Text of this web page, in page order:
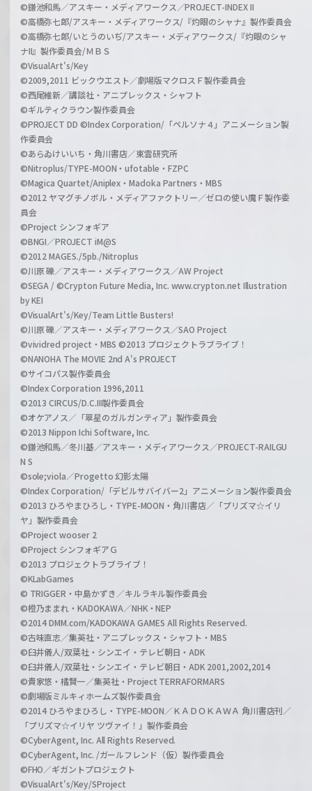
©鎌池和馬／アスキー・メディアワークス／PROJECT-INDEX II
©高橋弥七郎/アスキー・メディアワークス/『灼眼のシャナ』製作委員会
©高橋弥七郎/いとうのいぢ/アスキー・メディアワークス/『灼眼のシャ
ナII』製作委員会/ＭＢＳ
©VisualArt's/Key
©2009,2011 ビックウエスト／劇場版マクロスＦ製作委員会
©西尾維新／講談社・アニプレックス・シャフト
©ギルティクラウン製作委員会
©PROJECT DD ©Index Corporation/「ペルソナ４」アニメーション製
作委員会
©あらゐけいいち・角川書店／東雲研究所
©Nitroplus/TYPE-MOON・ufotable・FZPC
©Magica Quartet/Aniplex・Madoka Partners・MBS
©2012 ヤマグチノボル・メディアファクトリー／ゼロの使い魔Ｆ製作委
員会
©Project シンフォギア
©BNGI／PROJECT iM@S
©2012 MAGES./5pb./Nitroplus
©川原 礫／アスキー・メディアワークス／AW Project
©SEGA / ©Crypton Future Media, Inc. www.crypton.net Illustration
by KEI
©VisualArt's/Key/Team Little Busters!
©川原 礫／アスキー・メディアワークス／SAO Project
©vividred project・MBS ©2013 プロジェクトラブライブ！
©NANOHA The MOVIE 2nd A's PROJECT
©サイコパス製作委員会
©Index Corporation 1996,2011
©2013 CIRCUS/D.C.III製作委員会
©オケアノス／「翠星のガルガンティア」製作委員会
©2013 Nippon Ichi Software, Inc.
©鎌池和馬／冬川基／アスキー・メディアワークス／PROJECT-RAILGU
N S
©sole;viola／Progetto 幻影太陽
©Index Corporation/「デビルサバイバー2」アニメーション製作委員会
©2013 ひろやまひろし・TYPE-MOON・角川書店／「プリズマ☆イリ
ヤ」製作委員会
©Project wooser 2
©Project シンフォギアＧ
©2013 プロジェクトラブライブ！
©KLabGames
© TRIGGER・中島かずき／キルラキル製作委員会
©橙乃ままれ・KADOKAWA／NHK・NEP
©2014 DMM.com/KADOKAWA GAMES All Rights Reserved.
©古味直志／集英社・アニプレックス・シャフト・MBS
©臼井儀人/双葉社・シンエイ・テレビ朝日・ADK
©臼井儀人/双葉社・シンエイ・テレビ朝日・ADK 2001,2002,2014
©貴家悠・橘賢一／集英社・Project TERRAFORMARS
©劇場版ミルキィホームズ製作委員会
©2014 ひろやまひろし・TYPE-MOON／ＫＡＤＯＫＡＷＡ 角川書店刊／
「プリズマ☆イリヤ ツヴァイ！」製作委員会
©CyberAgent, Inc. All Rights Reserved.
©CyberAgent, Inc. /ガールフレンド（仮）製作委員会
©FHO／ギガントプロジェクト
©VisualArt's/Key/SProject